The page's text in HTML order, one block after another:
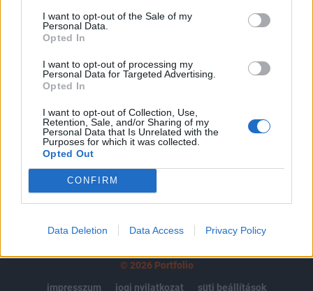
I want to opt-out of the Sale of my
Personal Data.
Opted In
I want to opt-out of processing my
Personal Data for Targeted Advertising.
Opted In
I want to opt-out of Collection, Use,
Retention, Sale, and/or Sharing of my
Personal Data that Is Unrelated with the
Purposes for which it was collected.
Opted Out
CONFIRM
Data Deletion Data Access Privacy Policy
Az előfizetés a következőket tartalmazza:
Portfolio.hu teljes cikkarchívum
kötéslistái
MÁR ELŐFIZETŐNK VAGY?
© 2026 Portfolio
impresszum
jogi nyilatkozat süti beállítások